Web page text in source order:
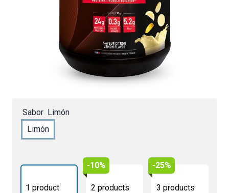
4.5/5 - 60 reviews
25g de protéines par shaker
Enrichie en créatine
Digestion facile, assimilation rapide
Fabriqué en France
Sabor Limón
Limón
1 product
-10%
2 products
-25%
3 products